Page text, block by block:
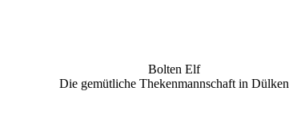
Bolten Elf
Die gemütliche Thekenmannschaft in Dülken